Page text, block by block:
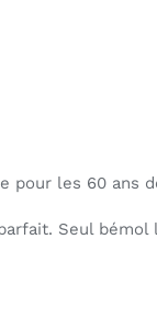
pour les 60 ans
Seul